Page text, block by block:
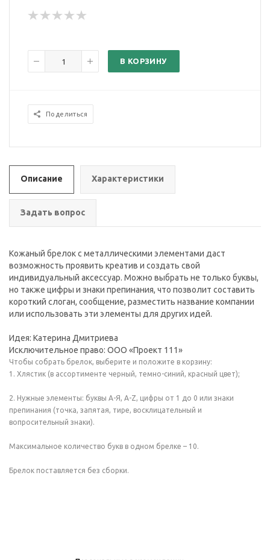
В КОРЗИНУ
Поделиться
Описание Характеристики
Задать вопрос
Кожаный брелок с металлическими элементами даст
возможность проявить креатив и создать свой
индивидуальный аксессуар. Можно выбрать не только буквы,
но также цифры и знаки препинания, что позволит составить
короткий слоган, сообщение, разместить название компании
или использовать эти элементы для других идей.
Идея: Катерина Дмитриева
Исключительное право: ООО «Проект 111»
Чтобы собрать брелок, выберите и положите в корзину:
1. Хлястик (в ассортименте черный, темно-синий, красный цвет);
2. Нужные элементы: буквы А-Я, A-Z, цифры от 1 до 0 или знаки
препинания (точка, запятая, тире, восклицательный и
вопросительный знаки).
Максимальное количество букв в одном брелке – 10.
Брелок поставляется без сборки.